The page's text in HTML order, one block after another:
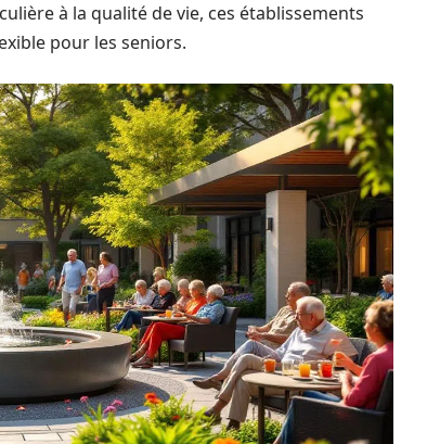
à la qualité de vie, ces établissements
pour les seniors.